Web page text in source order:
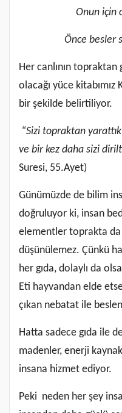
Onun için
Önce besler
Her canlının
olacağı yüce kitabımız
bir şekilde belirtiliyor.
“Sizi topraktan
ve bir kez daha sizi
Suresi, 55.Ayet)
Günümüzde de bilim
doğruluyor ki, insan
elementler toprakta da
düşünülemez. Çünkü
her gıda, dolaylı da
Eti hayvandan elde
çıkan nebatat ile
Hatta sadece gıda ile
madenler, enerji
insana hizmet ediyor.
Peki neden her şey